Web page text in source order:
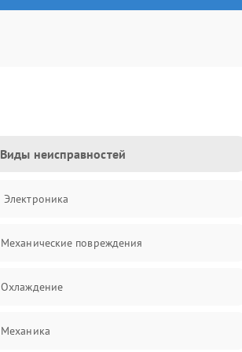
Виды неисправностей
Электроника
Механические повреждения
Охлаждение
Механика